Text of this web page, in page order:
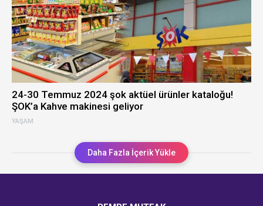
YAŞAM
24-30 Temmuz 2024 şok aktüel ürünler kataloğu!
ŞOK’a Kahve makinesi geliyor
Daha Fazla İçerik Yükle